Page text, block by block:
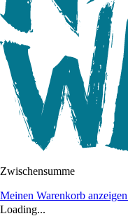
Zwischensumme
Meinen Warenkorb anzeigen
Loading...